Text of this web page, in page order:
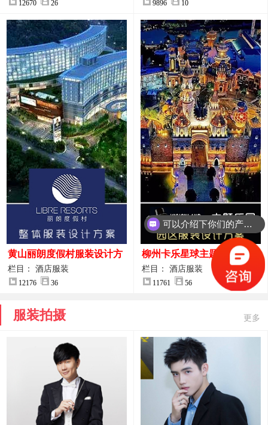
12670 26 9896 10
黄山丽朗度假村服装设计方
案
栏目： 酒店服装
12176 36
柳州卡乐星球主题乐园园区
服装设计方案
栏目： 酒店服装
11761 56
服装拍摄 更多
可以介绍下你们的产品么？
你们是怎么收费的呢？